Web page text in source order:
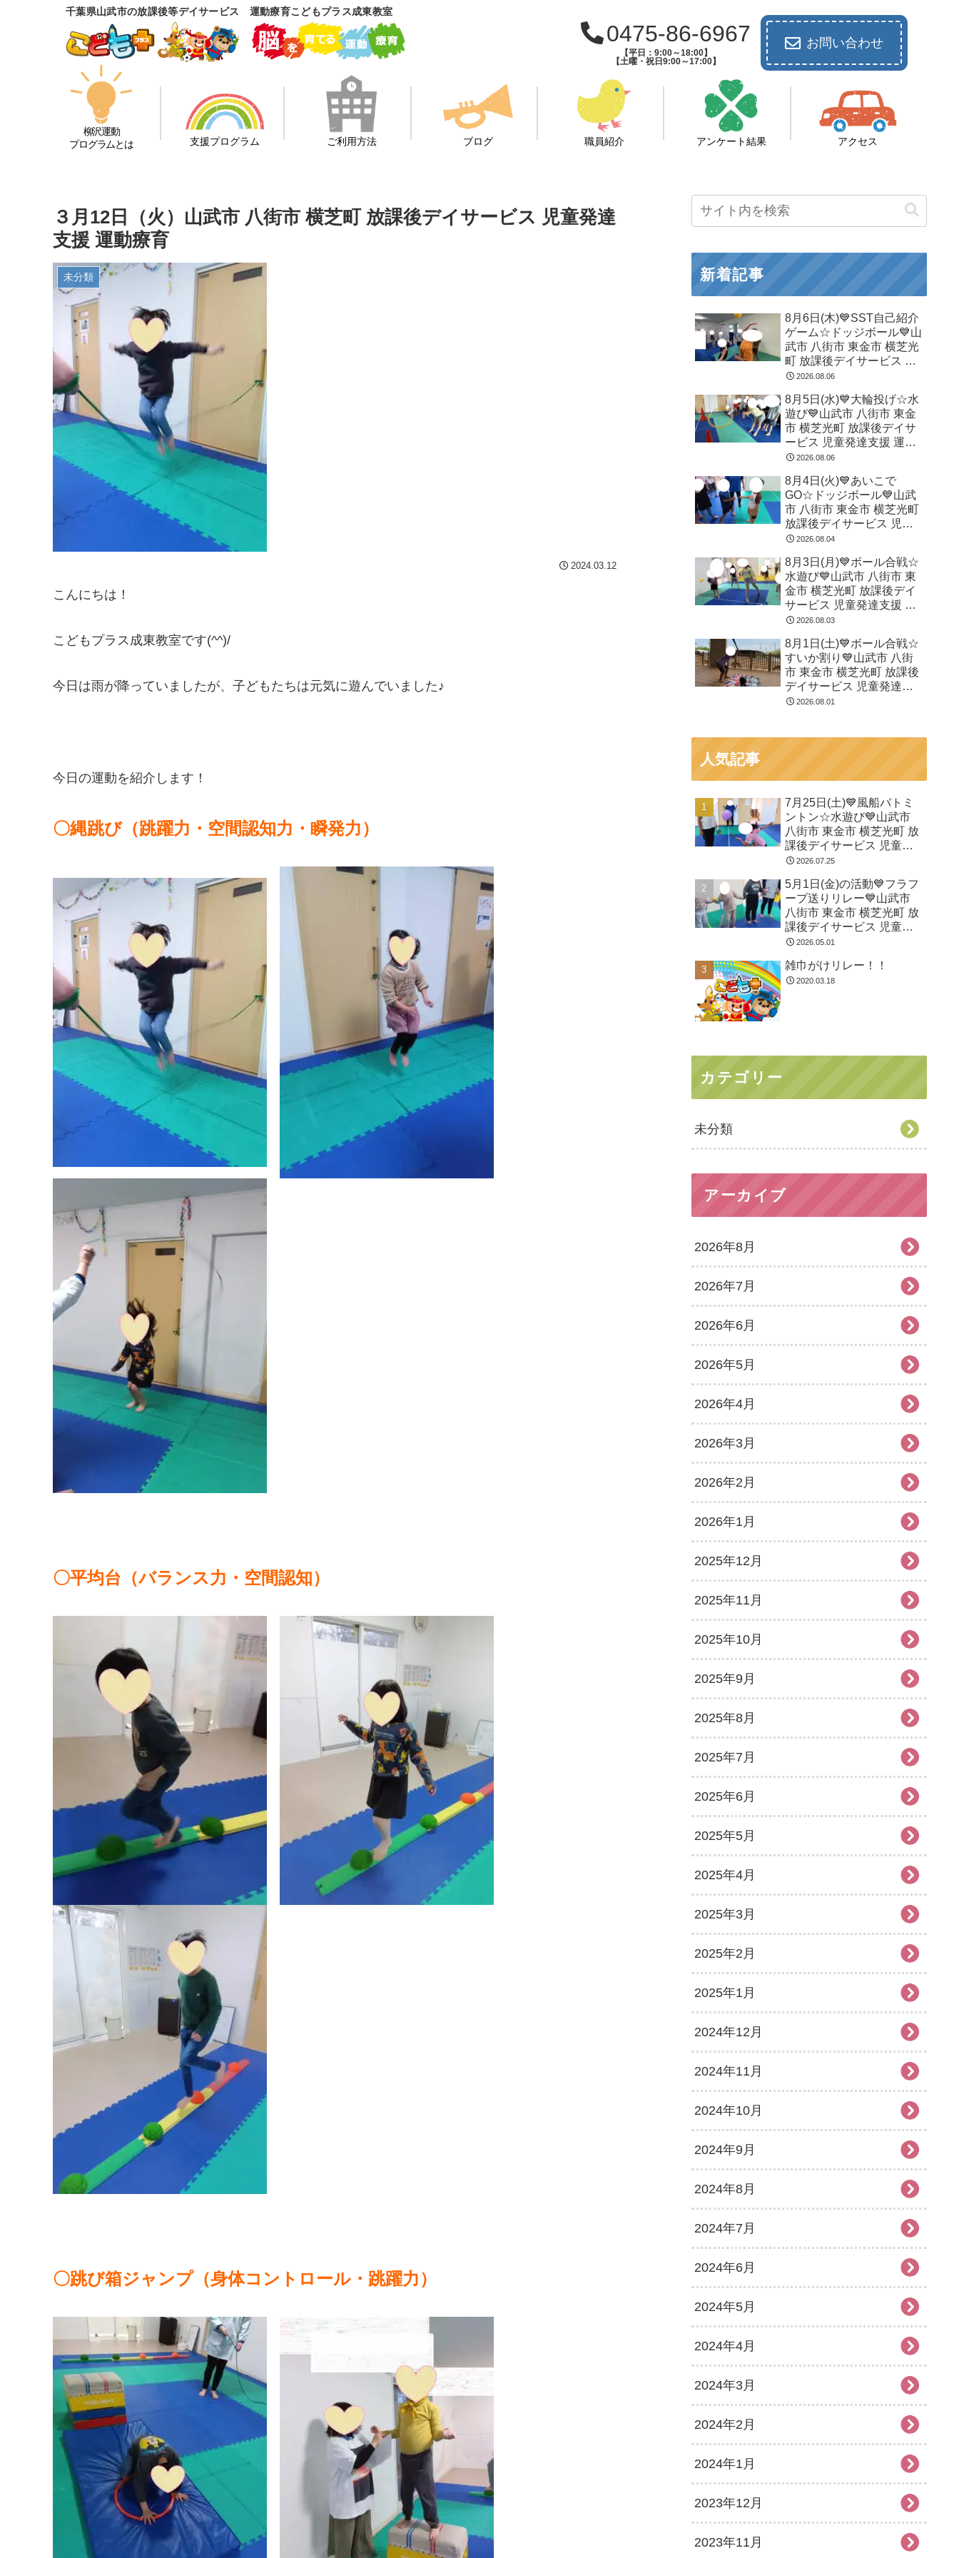
千葉県山武市の放課後等デイサービス 運動療育こどもプラス成東教室
0475-86-6967
【平日：9:00～18:00】
【土曜・祝日9:00～17:00】
お問い合わせ
柳沢運動
プログラムとは
支援プログラム ご利用方法 ブログ 職員紹介 アンケート結果 アクセス
３月12日（火）山武市 八街市 横芝町 放課後デイサービス 児童発達
支援 運動療育
未分類
2024.03.12
こんにちは！
こどもプラス成東教室です(^^)/
今日は雨が降っていましたが、子どもたちは元気に遊んでいました♪
今日の運動を紹介します！
〇縄跳び（跳躍力・空間認知力・瞬発力）
〇平均台（バランス力・空間認知）
〇跳び箱ジャンプ（身体コントロール・跳躍力）
新着記事
8月6日(木)💙SST自己紹介
ゲーム☆ドッジボール💙山
武市 八街市 東金市 横芝光
町 放課後デイサービス 児
童発達支援 運動療育
2026.08.06
8月5日(水)💙大輪投げ☆水
遊び💙山武市 八街市 東金
市 横芝光町 放課後デイサ
ービス 児童発達支援 運動
療育2026.08.06
8月4日(火)💙あいこで
GO☆ドッジボール💙山武
市 八街市 東金市 横芝光町
放課後デイサービス 児童
発達支援 運動療育
2026.08.04
8月3日(月)💙ボール合戦☆
水遊び💙山武市 八街市 東
金市 横芝光町 放課後デイ
サービス 児童発達支援 運
動療育
2026.08.03
8月1日(土)💙ボール合戦☆
すいか割り💙山武市 八街
市 東金市 横芝光町 放課後
デイサービス 児童発達支
援 運動療育
2026.08.01
人気記事
7月25日(土)💙風船バトミ
ントン☆水遊び💙山武市
八街市 東金市 横芝光町 放
課後デイサービス 児童発
達支援 運動療育
2026.07.25
5月1日(金)の活動💙フラフ
ープ送りリレー💙山武市
八街市 東金市 横芝光町 放
課後デイサービス 児童発
達支援 運動療育
2026.05.01
雑巾がけリレー！！
2020.03.18
カテゴリー
未分類
アーカイブ
2026年8月
2026年7月
2026年6月
2026年5月
2026年4月
2026年3月
2026年2月
2026年1月
2025年12月
2025年11月
2025年10月
2025年9月
2025年8月
2025年7月
2025年6月
2025年5月
2025年4月
2025年3月
2025年2月
2025年1月
2024年12月
2024年11月
2024年10月
2024年9月
2024年8月
2024年7月
2024年6月
2024年5月
2024年4月
2024年3月
2024年2月
2024年1月
2023年12月
2023年11月